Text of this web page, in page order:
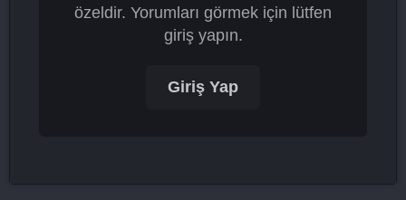
özeldir. Yorumları görmek için lütfen
giriş yapın.
Giriş Yap